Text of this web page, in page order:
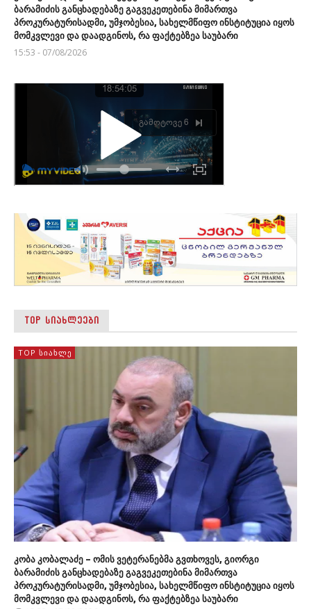
ბარამიძის განცხადებაზე გაგვეკეთებინა მიმართვა
პროკურატურისადმი, უმჯობესია, სახელმწიფო ინსტიტუცია იყოს
მომკვლევი და დაადგინოს, რა ფაქტებზეა საუბარი
15:53 - 07/08/2026
TOP ᲡᲘᲐᲮᲚᲔᲔᲑᲘ
TOP ᲡᲘᲐᲮᲚᲔ
კობა კობალაძე – ომის ვეტერანებმა გვთხოვეს, გიორგი
ბარამიძის განცხადებაზე გაგვეკეთებინა მიმართვა
პროკურატურისადმი, უმჯობესია, სახელმწიფო ინსტიტუცია იყოს
მომკვლევი და დაადგინოს, რა ფაქტებზეა საუბარი